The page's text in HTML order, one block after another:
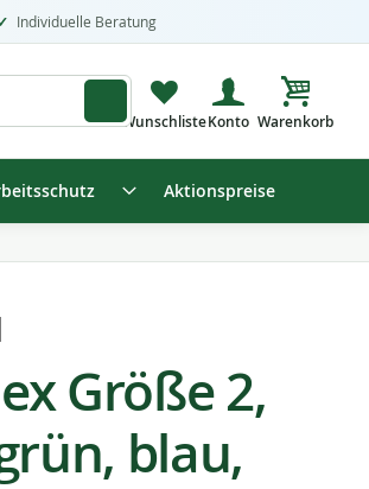
Individuelle Beratung
Mein
Aktionspreise
Größe 2,
blau,